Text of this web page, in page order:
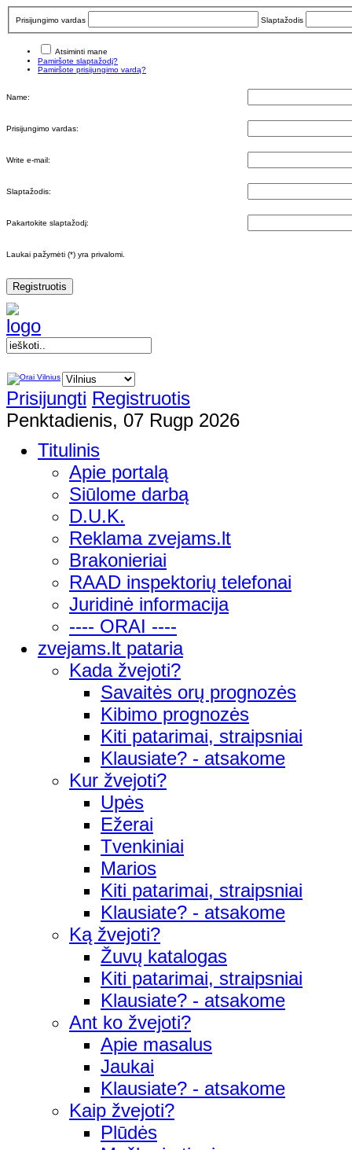
Prisijungimo vardas Slaptažodis
Atsiminti mane
Pamiršote slaptažodį?
Pamiršote prisijungimo vardą?
Name:
Prisijungimo vardas:
Write e-mail:
Slaptažodis:
Pakartokite slaptažodį:
Laukai pažymėti (*) yra privalomi.
Registruotis
Prisijungti Registruotis
Penktadienis, 07 Rugp 2026
Titulinis
Apie portalą
Siūlome darbą
D.U.K.
Reklama zvejams.lt
Brakonieriai
RAAD inspektorių telefonai
Juridinė informacija
---- ORAI ----
zvejams.lt pataria
Kada žvejoti?
Savaitės orų prognozės
Kibimo prognozės
Kiti patarimai, straipsniai
Klausiate? - atsakome
Kur žvejoti?
Upės
Ežerai
Tvenkiniai
Marios
Kiti patarimai, straipsniai
Klausiate? - atsakome
Ką žvejoti?
Žuvų katalogas
Kiti patarimai, straipsniai
Klausiate? - atsakome
Ant ko žvejoti?
Apie masalus
Jaukai
Klausiate? - atsakome
Kaip žvejoti?
Plūdės